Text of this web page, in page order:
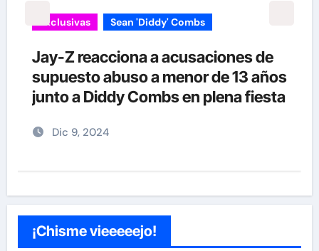
Exclusivas Sean 'Diddy' Combs
Jay-Z reacciona a acusaciones de
supuesto abuso a menor de 13 años
junto a Diddy Combs en plena fiesta
Dic 9, 2024
¡Chisme vieeeeejo!